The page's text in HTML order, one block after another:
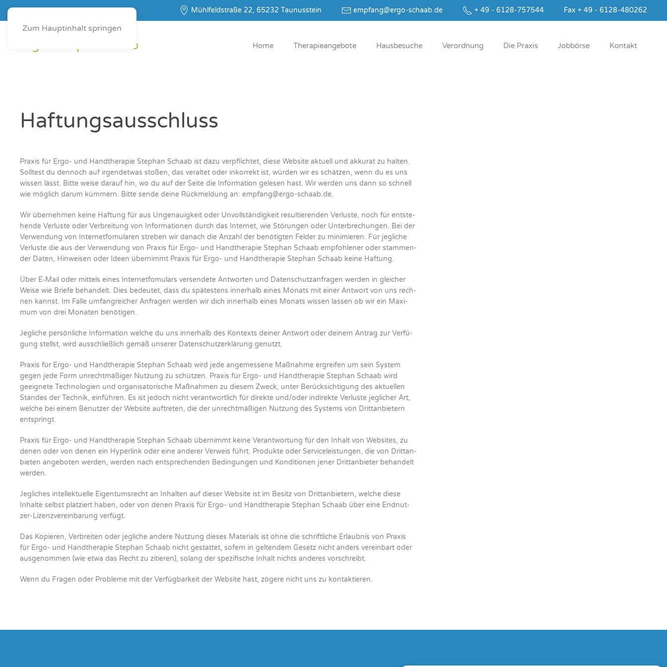
Zum Hauptinhalt springen
Mühlfeldstraße 22, 65232 Taunusstein empfang@ergo-schaab.de + 49 - 6128-757544 Fax + 49 - 6128-480262
Ergotherapie Schaab Home The­ra­pie­an­ge­bo­te Haus­be­su­che Ver­ord­nung Die Pra­xis Job­bör­se Kontakt
Haf­tungs­aus­schluss
Pra­xis für Ergo- und Hand­the­ra­pie Ste­phan Schaab ist dazu ver­pflich­tet, die­se Web­site aktu­ell und akku­rat zu hal­ten.
Soll­test du den­noch auf irgend­et­was sto­ßen, das ver­al­tet oder inkor­rekt ist, wür­den wir es schät­zen, wenn du es uns
wis­sen lässt. Bit­te wei­se dar­auf hin, wo du auf der Sei­te die Infor­ma­ti­on gele­sen hast. Wir wer­den uns dann so schnell
wie mög­lich dar­um küm­mern. Bit­te sen­de dei­ne Rück­mel­dung an: empfang@ergo-schaab.de.
Wir über­neh­men kei­ne Haf­tung für aus Unge­nau­ig­keit oder Unvoll­stän­dig­keit resul­tie­ren­den Ver­lus­te, noch für ent­ste­
hen­de Ver­lus­te oder Ver­brei­tung von Infor­ma­tio­nen durch das Inter­net, wie Stö­run­gen oder Unter­bre­chun­gen. Bei der
Ver­wen­dung von Inter­net­fo­mu­la­ren stre­ben wir danach die Anzahl der benö­tig­ten Fel­der zu mini­mie­ren. Für jeg­li­che
Ver­lus­te die aus der Ver­wen­dung von Pra­xis für Ergo- und Hand­the­ra­pie Ste­phan Schaab emp­foh­le­ner oder stam­men­
der Daten, Hin­wei­sen oder Ideen über­nimmt Pra­xis für Ergo- und Hand­the­ra­pie Ste­phan Schaab kei­ne Haf­tung.
Über E‑Mail oder mit­tels eines Inter­net­fo­mu­lars ver­sen­de­te Ant­wor­ten und Daten­schutz­an­fra­gen wer­den in glei­cher
Wei­se wie Brie­fe behan­delt. Dies bedeu­tet, dass du spä­tes­tens inner­halb eines Monats mit einer Ant­wort von uns rech­
nen kannst. Im Fal­le umfang­rei­cher Anfra­gen wer­den wir dich inner­halb eines Monats wis­sen las­sen ob wir ein Maxi­
mum von drei Mona­ten benö­ti­gen.
Jeg­li­che per­sön­li­che Infor­ma­ti­on wel­che du uns inner­halb des Kon­texts dei­ner Ant­wort oder dei­nem Antrag zur Ver­fü­
gung stellst, wird aus­schließ­lich gemäß unse­rer Daten­schutz­er­klä­rung genutzt.
Pra­xis für Ergo- und Hand­the­ra­pie Ste­phan Schaab wird jede ange­mes­se­ne Maß­nah­me ergrei­fen um sein Sys­tem
gegen jede Form unrecht­mä­ßi­ger Nut­zung zu schüt­zen. Pra­xis für Ergo- und Hand­the­ra­pie Ste­phan Schaab wird
geeig­ne­te Tech­no­lo­gien und orga­ni­sa­to­ri­sche Maß­nah­men zu die­sem Zweck, unter Berück­sich­ti­gung des aktu­el­len
Stan­des der Tech­nik, ein­füh­ren. Es ist jedoch nicht ver­ant­wort­lich für direk­te und/oder indi­rek­te Ver­lus­te jeg­li­cher Art,
wel­che bei einem Benut­zer der Web­site auf­tre­ten, die der unrecht­mä­ßi­gen Nut­zung des Sys­tems von Dritt­an­bie­tern
ent­springt.
Pra­xis für Ergo- und Hand­the­ra­pie Ste­phan Schaab über­nimmt kei­ne Ver­ant­wor­tung für den Inhalt von Web­sites, zu
denen oder von denen ein Hyper­link oder eine ande­rer Ver­weis führt. Pro­duk­te oder Ser­vice­leis­tun­gen, die von Dritt­an­
bie­ten ange­bo­ten wer­den, wer­den nach ent­spre­chen­den Bedin­gun­gen und Kon­di­tio­nen jener Dritt­an­bie­ter behan­delt
wer­den.
Jeg­li­ches intel­lek­tu­el­le Eigen­tums­recht an Inhal­ten auf die­ser Web­site ist im Besitz von Dritt­an­bie­tern, wel­che die­se
Inhal­te selbst plat­ziert haben, oder von denen Pra­xis für Ergo- und Hand­the­ra­pie Ste­phan Schaab über eine End­nut­
zer-Lizenz­ver­ein­ba­rung ver­fügt.
Das Kopie­ren, Ver­brei­ten oder jeg­li­che ande­re Nut­zung die­ses Mate­ri­als ist ohne die schrift­li­che Erlaub­nis von Pra­xis
für Ergo- und Hand­the­ra­pie Ste­phan Schaab nicht gestat­tet, sofern in gel­ten­dem Gesetz nicht anders ver­ein­bart oder
aus­ge­nom­men (wie etwa das Recht zu zitie­ren), solang der spe­zi­fi­sche Inhalt nichts ande­res vor­schreibt.
Wenn du Fra­gen oder Pro­ble­me mit der Ver­füg­bar­keit der Web­site hast, zöge­re nicht uns zu kon­tak­tie­ren.